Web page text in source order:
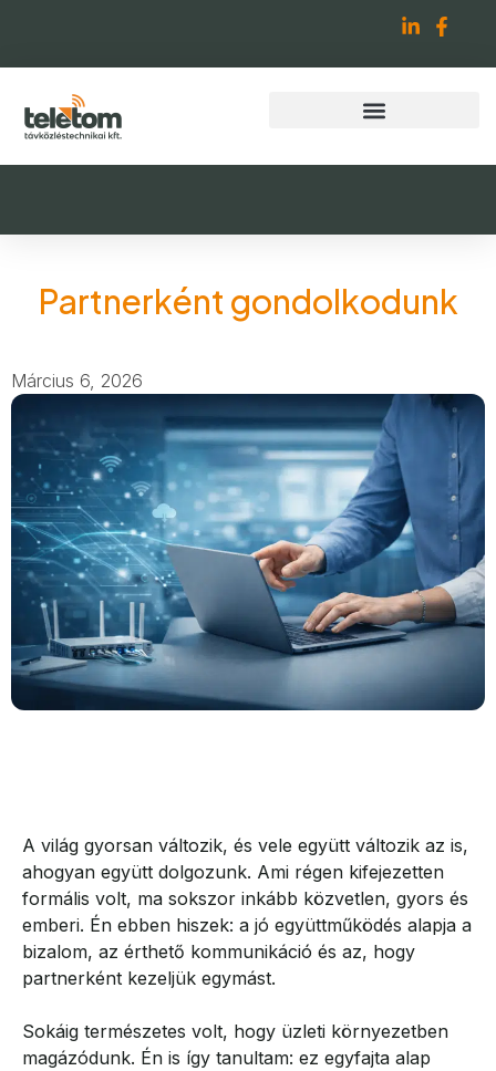
Partnerként gondolkodunk
Március 6, 2026
A világ gyorsan változik, és vele együtt változik az is,
ahogyan együtt dolgozunk. Ami régen kifejezetten
formális volt, ma sokszor inkább közvetlen, gyors és
emberi. Én ebben hiszek: a jó együttműködés alapja a
bizalom, az érthető kommunikáció és az, hogy
partnerként kezeljük egymást.
Sokáig természetes volt, hogy üzleti környezetben
magázódunk. Én is így tanultam: ez egyfajta alap